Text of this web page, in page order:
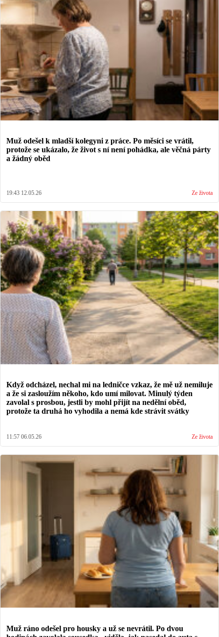
Muž odešel k mladší kolegyni z práce. Po měsíci se vrátil,
protože se ukázalo, že život s ní není pohádka, ale věčná párty
a žádný oběd
19:43 12.05.26 Ze života
Když odcházel, nechal mi na ledničce vzkaz, že mě už nemiluje
a že si zasloužím někoho, kdo umí milovat. Minulý týden
zavolal s prosbou, jestli by mohl přijít na nedělní oběd,
protože ta druhá ho vyhodila a nemá kde strávit svátky
11:57 06.05.26 Ze života
Muž ráno odešel pro housky a už se nevrátil. Po dvou